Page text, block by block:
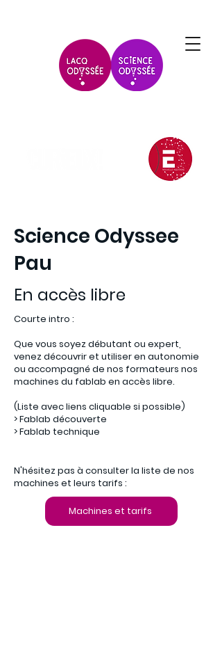
Science Odyssee
Pau
En accès libre
Courte intro :
Que vous soyez débutant ou expert,
venez découvrir et utiliser en autonomie
ou accompagné de nos formateurs nos
machines du fablab en accès libre.
(Liste avec liens cliquable si possible)
> Fablab découverte
> Fablab technique
N'hésitez pas à consulter la liste de nos
machines et leurs tarifs :
Machines et tarifs